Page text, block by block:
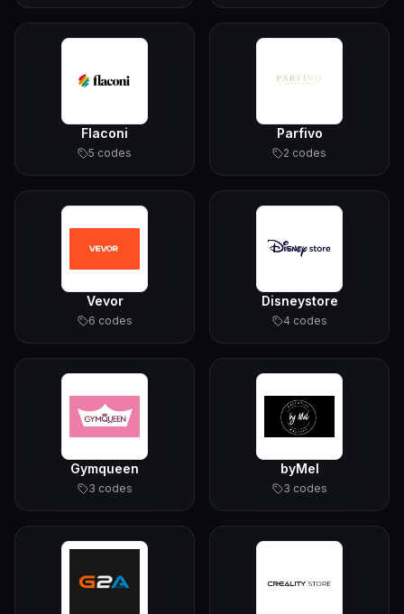
Flaconi
5 codes
Parfivo
2 codes
Vevor
6 codes
Disneystore
4 codes
Gymqueen
3 codes
byMel
3 codes